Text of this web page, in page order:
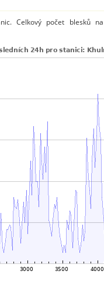
Celkový počet blesků na